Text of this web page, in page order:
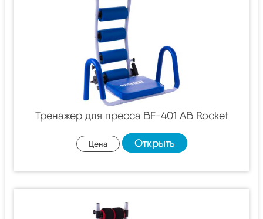
Тренажер для пресса BF-401 AB Rocket
Цена Открыть